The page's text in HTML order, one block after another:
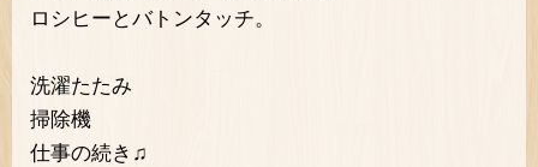
ロシヒーとバトンタッチ。
洗濯たたみ
掃除機
仕事の続き♫